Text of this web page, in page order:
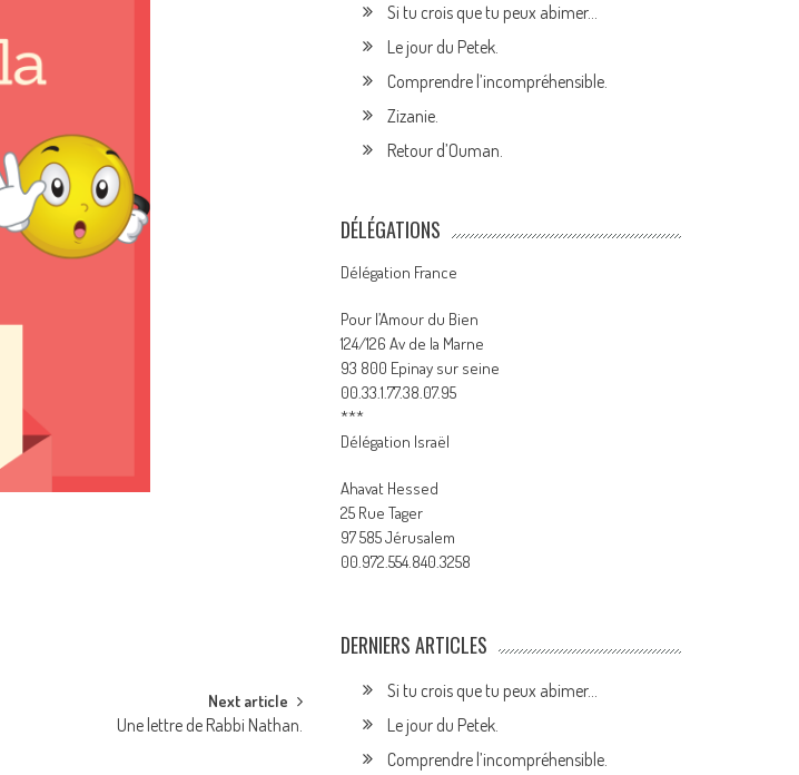
Next article
Une lettre de Rabbi Nathan.
Si tu crois que tu peux abimer…
Le jour du Petek.
Comprendre l’incompréhensible.
Zizanie.
Retour d’Ouman.
DÉLÉGATIONS
Délégation France
Pour l’Amour du Bien
124/126 Av de la Marne
93 800 Epinay sur seine
00.33.1.77.38.07.95
***
Délégation Israël
Ahavat Hessed
25 Rue Tager
97 585 Jérusalem
00.972.554.840.3258
DERNIERS ARTICLES
Si tu crois que tu peux abimer…
Le jour du Petek.
Comprendre l’incompréhensible.